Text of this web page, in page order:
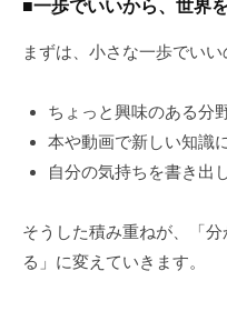
■一歩でいいから、世界
まずは、小さな一歩でいい
ちょっと興味のある分
本や動画で新しい知識
自分の気持ちを書き出
そうした積み重ねが、「
る」に変えていきます。